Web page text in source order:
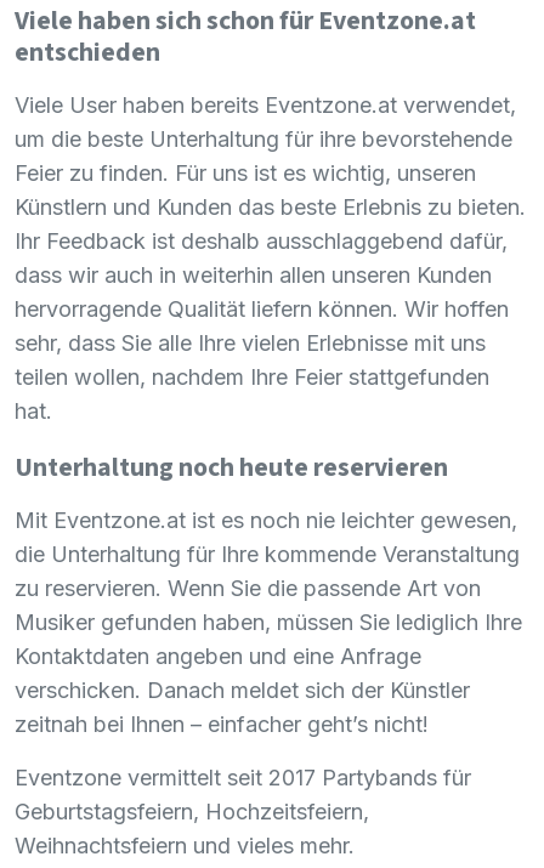
Viele haben sich schon für Eventzone.at
entschieden
Viele User haben bereits Eventzone.at verwendet,
um die beste Unterhaltung für ihre bevorstehende
Feier zu finden. Für uns ist es wichtig, unseren
Künstlern und Kunden das beste Erlebnis zu bieten.
Ihr Feedback ist deshalb ausschlaggebend dafür,
dass wir auch in weiterhin allen unseren Kunden
hervorragende Qualität liefern können. Wir hoffen
sehr, dass Sie alle Ihre vielen Erlebnisse mit uns
teilen wollen, nachdem Ihre Feier stattgefunden
hat.
Unterhaltung noch heute reservieren
Mit Eventzone.at ist es noch nie leichter gewesen,
die Unterhaltung für Ihre kommende Veranstaltung
zu reservieren. Wenn Sie die passende Art von
Musiker gefunden haben, müssen Sie lediglich Ihre
Kontaktdaten angeben und eine Anfrage
verschicken. Danach meldet sich der Künstler
zeitnah bei Ihnen – einfacher geht’s nicht!
Eventzone vermittelt seit 2017 Partybands für
Geburtstagsfeiern, Hochzeitsfeiern,
Weihnachtsfeiern und vieles mehr.